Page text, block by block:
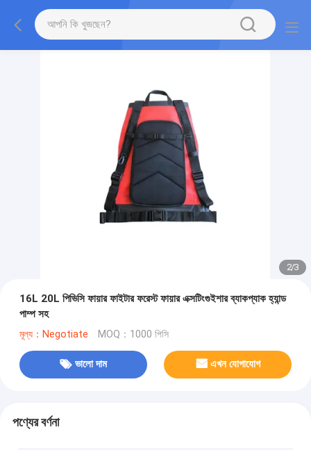
2/3
16L 20L পিভিসি ফায়ার ফাইটার ফরেস্ট ফায়ার এক্সটিংগুইশার ব্যাকপ্যাক হ্যান্ড
পাম্প সহ
মূল্য：Negotiate MOQ：1000 পিসি
ভালো দাম এখন যোগাযোগ
পণ্যের বর্ণনা